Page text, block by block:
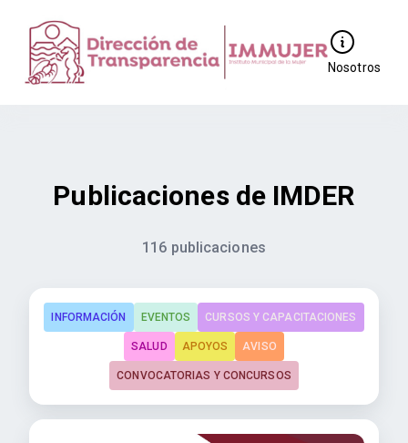
Nosotros
Publicaciones de IMDER
116 publicaciones
INFORMACIÓN EVENTOS CURSOS Y CAPACITACIONES
SALUD APOYOS AVISO
CONVOCATORIAS Y CONCURSOS